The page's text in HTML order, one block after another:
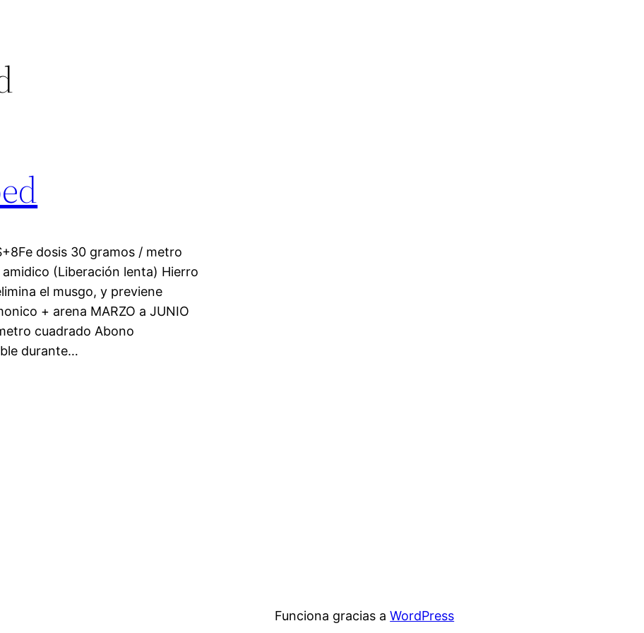
dosis 30 gramos / metro
(Liberación lenta) Hierro
el musgo, y previene
+ arena MARZO a JUNIO
cuadrado Abono
durante…
Funciona gracias aWordPress